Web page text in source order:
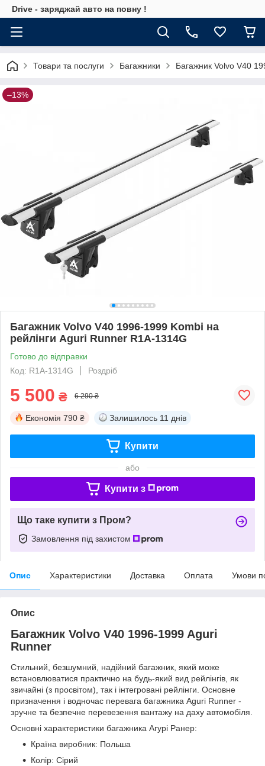
Drive - заряджай авто на повну !
Товари та послуги Багажники Багажник Volvo V40
–13%
Багажник Volvo V40 1996-1999 Kombi на
рейлінги Aguri Runner R1A-1314G
Готово до відправки
Код: R1A-1314G
Роздріб
5 500 ₴ 6 290 ₴
Економія 790 ₴ Залишилось 11 днів
Купити
або
Купити з
Що таке купити з Пром?
Замовлення під захистом
Опис Характеристики Доставка Оплата Умови
Опис
Багажник Volvo V40 1996-1999 Aguri
Runner
Стильний, безшумний, надійний багажник, який може
встановлюватися практично на будь-який вид рейлінгів, як
звичайні (з просвітом), так і інтегровані рейлінги. Основне
призначення і водночас перевага багажника Aguri Runner -
зручне та безпечне перевезення вантажу на даху автомобіля.
Основні характеристики багажника Агурі Ранер:
Країна виробник: Польша
Колір: Сірий